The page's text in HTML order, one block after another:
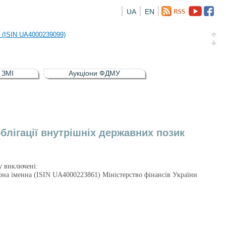
EN
UA
(ISIN UA4000239099)
ЗМІ Аукціони ФДМУ
внутрішніх державних позик
виключені:
іменна (ISIN UA4000223861) Міністерство фінансів України